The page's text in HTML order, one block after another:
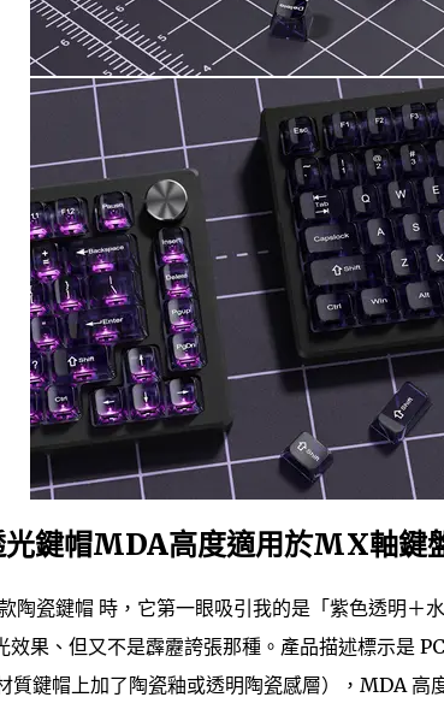
光鍵帽MDA高度適用於MX軸鍵
陶瓷鍵帽 時，它第一眼吸引我的是「紫色透明＋
果、但又不是霹靂誇張那種。產品描述標示是
質鍵帽上加了陶瓷釉或透明陶瓷感層），MDA 高